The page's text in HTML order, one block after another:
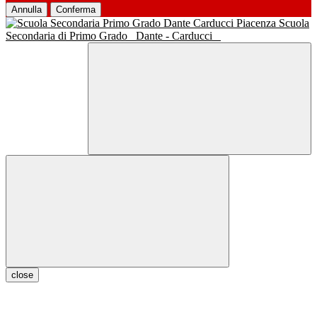
Annulla Conferma
Scuola
Secondaria di Primo Grado
Dante - Carducci
close